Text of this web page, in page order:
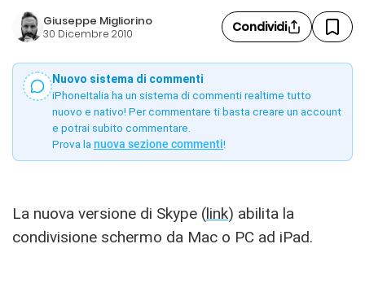
Giuseppe Migliorino
30 Dicembre 2010 Condividi
Nuovo sistema di commenti
iPhoneItalia ha un sistema di commenti realtime tutto
nuovo e nativo! Per commentare ti basta creare un account
e potrai subito commentare.
Prova la nuova sezione commenti!
La nuova versione di Skype (link) abilita la
condivisione schermo da Mac o PC ad iPad.